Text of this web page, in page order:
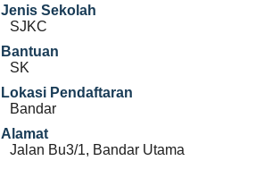
Jenis Sekolah
SJKC
Bantuan
SK
Lokasi Pendaftaran
Bandar
Alamat
Jalan Bu3/1, Bandar Utama